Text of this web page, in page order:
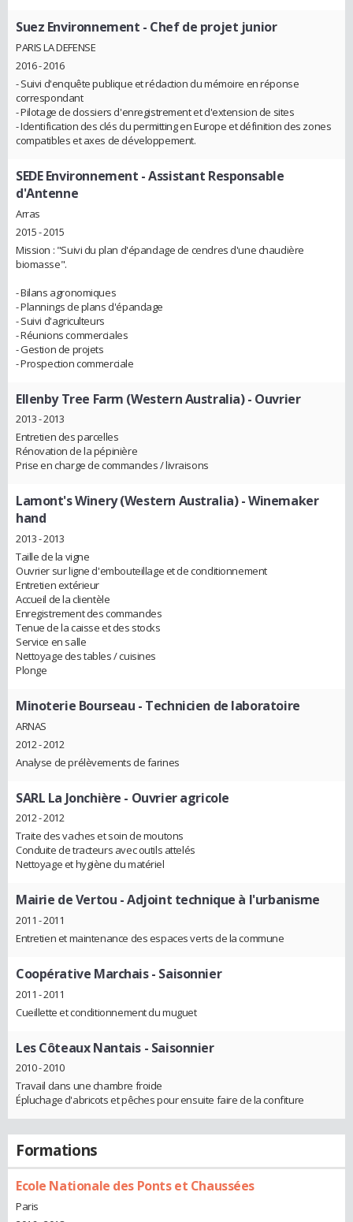
Suez Environnement - Chef de projet junior
PARIS LA DEFENSE
2016 - 2016
- Suivi d'enquête publique et rédaction du mémoire en réponse
correspondant
- Pilotage de dossiers d'enregistrement et d'extension de sites
- Identification des clés du permitting en Europe et définition des zones
compatibles et axes de développement.
SEDE Environnement - Assistant Responsable
d'Antenne
Arras
2015 - 2015
Mission : "Suivi du plan d'épandage de cendres d'une chaudière
biomasse".
- Bilans agronomiques
- Plannings de plans d'épandage
- Suivi d'agriculteurs
- Réunions commerciales
- Gestion de projets
- Prospection commerciale
Ellenby Tree Farm (Western Australia)- Ouvrier
2013 - 2013
Entretien des parcelles
Rénovation de la pépinière
Prise en charge de commandes / livraisons
Lamont's Winery (Western Australia)- Winemaker
hand
2013 - 2013
Taille de la vigne
Ouvrier sur ligne d'embouteillage et de conditionnement
Entretien extérieur
Accueil de la clientèle
Enregistrement des commandes
Tenue de la caisse et des stocks
Service en salle
Nettoyage des tables / cuisines
Plonge
Minoterie Bourseau - Technicien de laboratoire
ARNAS
2012 - 2012
Analyse de prélèvements de farines
SARL La Jonchière - Ouvrier agricole
2012 - 2012
Traite des vaches et soin de moutons
Conduite de tracteurs avec outils attelés
Nettoyage et hygiène du matériel
Mairie de Vertou - Adjoint technique à l'urbanisme
2011 - 2011
Entretien et maintenance des espaces verts de la commune
Coopérative Marchais- Saisonnier
2011 - 2011
Cueillette et conditionnement du muguet
Les Côteaux Nantais - Saisonnier
2010 - 2010
Travail dans une chambre froide
Épluchage d'abricots et pêches pour ensuite faire de la confiture
Formations
Ecole Nationale des Ponts et Chaussées
Paris